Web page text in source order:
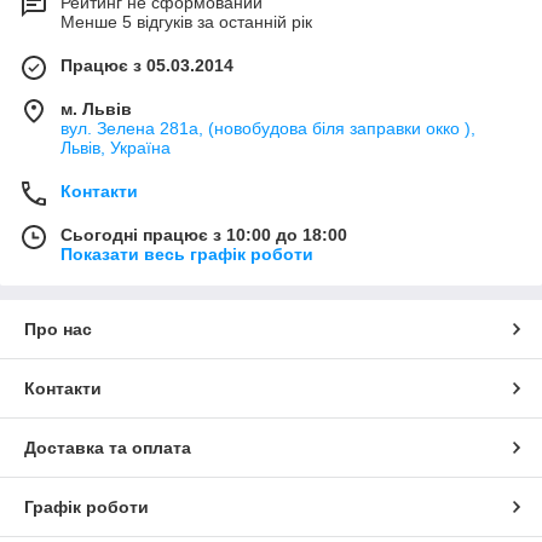
Менше 5 відгуків за останній рік
Працює з 05.03.2014
м. Львів
вул. Зелена 281а, (новобудова біля заправки окко ),
Львів, Україна
Контакти
Сьогодні працює з 10:00 до 18:00
Показати весь графік роботи
Про нас
Контакти
Доставка та оплата
Графік роботи